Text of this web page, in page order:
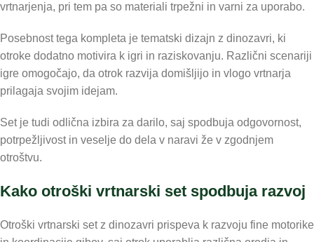
vrtnarjenja, pri tem pa so materiali trpežni in varni za uporabo.
Posebnost tega kompleta je tematski dizajn z dinozavri, ki
otroke dodatno motivira k igri in raziskovanju. Različni scenariji
igre omogočajo, da otrok razvija domišljijo in vlogo vrtnarja
prilagaja svojim idejam.
Set je tudi odlična izbira za darilo, saj spodbuja odgovornost,
potrpežljivost in veselje do dela v naravi že v zgodnjem
otroštvu.
Kako otroški vrtnarski set spodbuja razvoj
Otroški vrtnarski set z dinozavri prispeva k razvoju fine motorike